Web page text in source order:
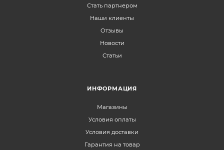
Стать партнером
Наши клиенты
Отзывы
Новости
Статьи
ИНФОРМАЦИЯ
Магазины
Условия оплаты
Условия доставки
Гарантия на товар